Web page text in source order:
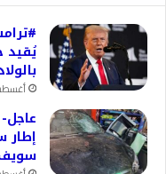
يُقيد
أغسطس 7,
إطار